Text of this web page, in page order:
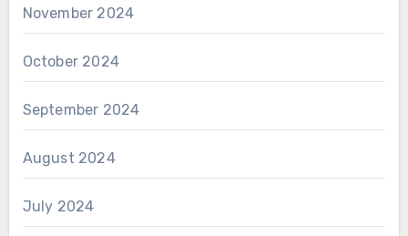
November 2024
October 2024
September 2024
August 2024
July 2024